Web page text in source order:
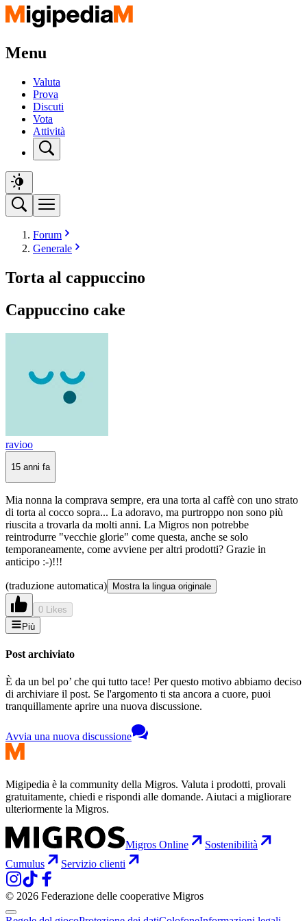
Menu
Valuta
Prova
Discuti
Vota
Attività
Forum
Generale
Torta al cappuccino
Cappuccino cake
ravioo
15 anni fa
Mia nonna la comprava sempre, era una torta al caffè con uno strato
di torta al cocco sopra... La adoravo, ma purtroppo non sono più
riuscita a trovarla da molti anni. La Migros non potrebbe
reintrodurre "vecchie glorie" come questa, anche se solo
temporaneamente, come avviene per altri prodotti? Grazie in
anticipo :-)!!!
(traduzione automatica) Mostra la lingua originale
0 Likes
Più
Post archiviato
È da un bel po’ che qui tutto tace! Per questo motivo abbiamo deciso
di archiviare il post. Se l'argomento ti sta ancora a cuore, puoi
tranquillamente aprire una nuova discussione.
Avvia una nuova discussione
Migipedia è la community della Migros. Valuta i prodotti, provali
gratuitamente, chiedi e rispondi alle domande. Aiutaci a migliorare
ulteriormente la Migros.
Migros Online
Sostenibilità
Cumulus
Servizio clienti
© 2026 Federazione delle cooperative Migros